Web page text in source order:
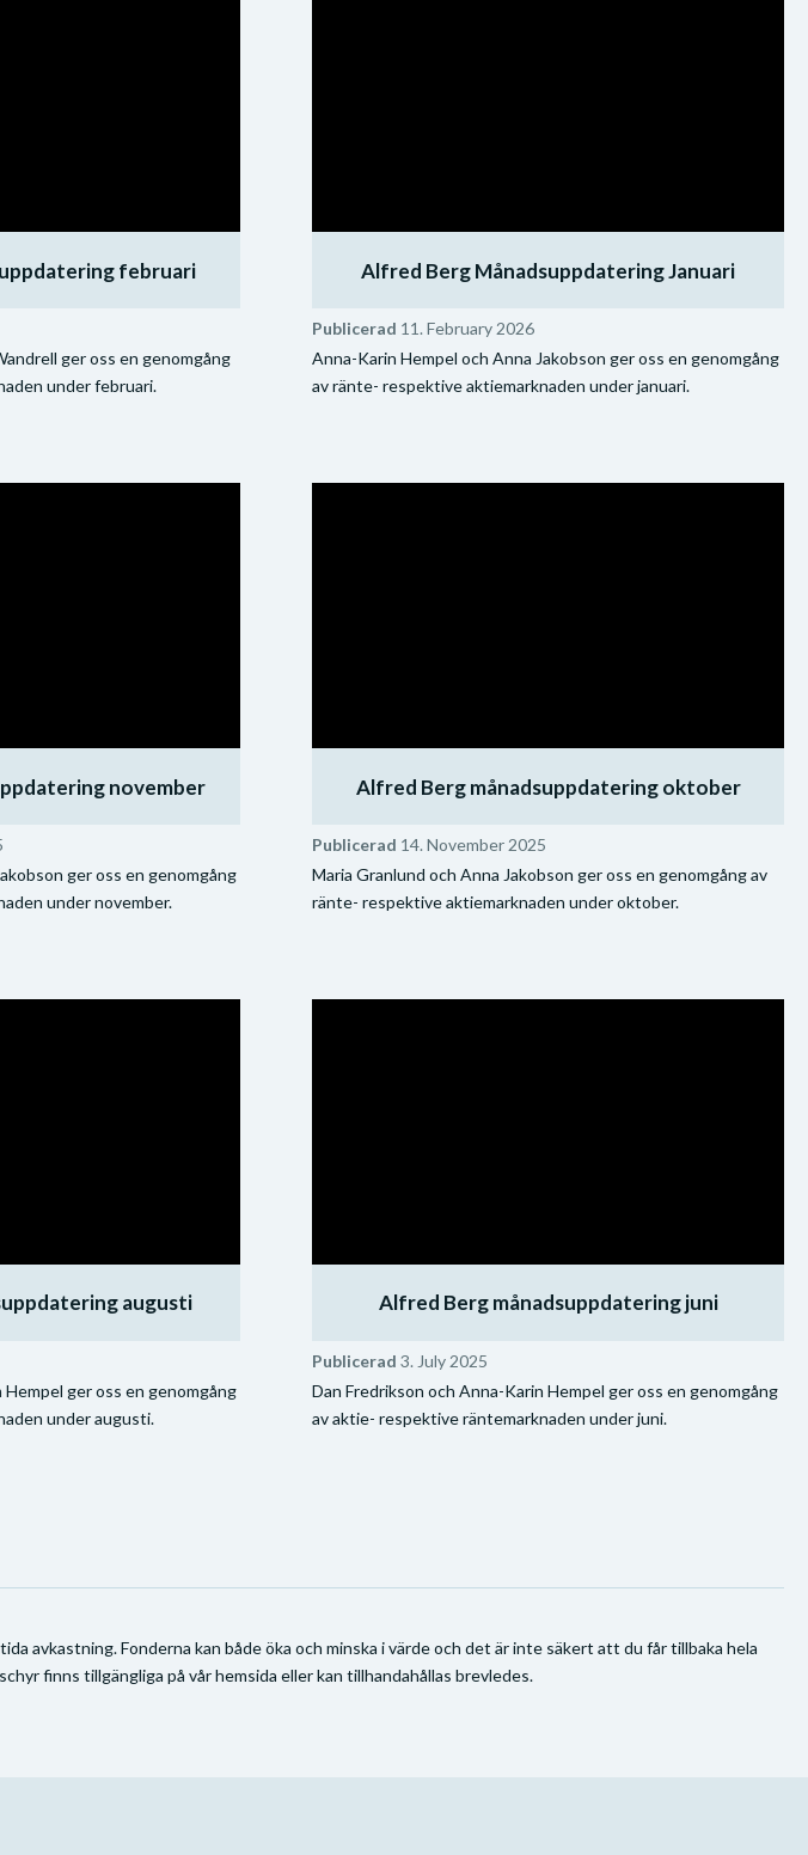
februari
ger oss en genomgång
under februari.
Alfred Berg Månadsuppdatering Januari
Publicerad 11. February 2026
Anna-Karin Hempel och Anna Jakobson ger oss en genomgång
av ränte- respektive aktiemarknaden under januari.
november
ger oss en genomgång
under november.
Alfred Berg månadsuppdatering oktober
Publicerad 14. November 2025
Maria Granlund och Anna Jakobson ger oss en genomgång av
ränte- respektive aktiemarknaden under oktober.
augusti
ger oss en genomgång
under augusti.
Alfred Berg månadsuppdatering juni
Publicerad 3. July 2025
Dan Fredrikson och Anna-Karin Hempel ger oss en genomgång
av aktie- respektive räntemarknaden under juni.
avkastning. Fonderna kan både öka och minska i värde och det är inte säkert att du får tillbaka hela
finns tillgängliga på vår hemsida eller kan tillhandahållas brevledes.